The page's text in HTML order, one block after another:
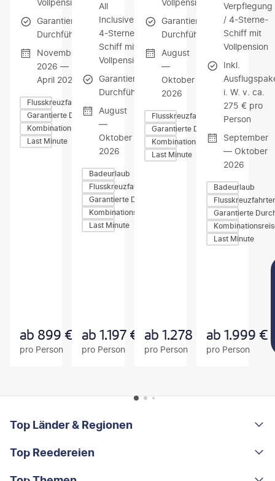
Garantierte
Durchführung
November
2026 —
April 2027
Flusskreuzfahrten
Garantierte Durchführung
Kombinationsreisen
Last Minute
ab 899 €
pro Person
B
O
T
All
Inclusive /
4-Sterne-
Schiff mit
Vollpension
Garantierte
Durchführung
August
—
Oktober
2026
Badeurlaub
Flusskreuzfahrten
Garantierte Durchführung
Kombinationsreisen
Last Minute
ab 1.197€
pro Person
B
O
T
Garantierte
Durchführung
August
—
Oktober
2026
Flusskreuzfahrten
Garantierte Durchführung
Kombinationsreisen
Last Minute
ab1.278
pro Person
B
O
T
Verpflegung
/ 4-Sterne-
Schiff mit
Vollpension
Inkl.
i. W. v. ca.
275 € pro
Person
September
— Oktober
2026
Badeurlaub
Garantierte
Last Minute
ab1.999 €
pro Person
Footer navigation
Top Länder & Regionen
Portugal
Albanien
Top Reedereien